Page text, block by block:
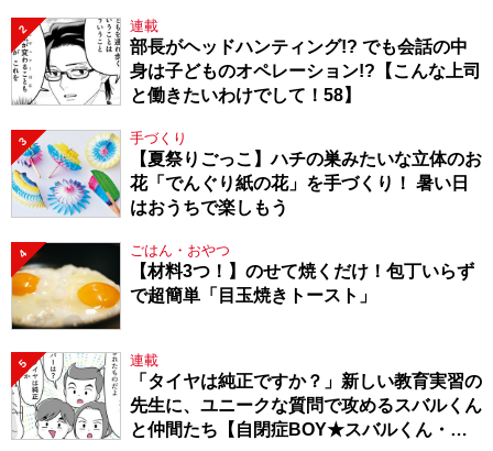
2 連載
部長がヘッドハンティング!? でも会話の中
身は子どものオペレーション!?【こんな上司
と働きたいわけでして！58】
3 手づくり
【夏祭りごっこ】ハチの巣みたいな立体のお
花「でんぐり紙の花」を手づくり！ 暑い日
はおうちで楽しもう
4 ごはん・おやつ
【材料3つ！】のせて焼くだけ！包丁いらず
で超簡単「目玉焼きトースト」
5 連載
「タイヤは純正ですか？」新しい教育実習の
先生に、ユニークな質問で攻めるスバルくん
と仲間たち【自閉症BOY★スバルくん・